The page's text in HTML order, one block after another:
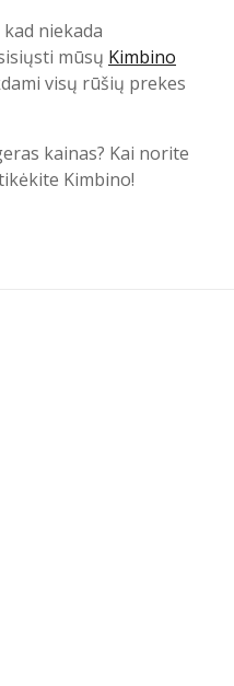
niekada
mūsų Kimbino
visų rūšių prekes
kainas? Kai norite
Kimbino!